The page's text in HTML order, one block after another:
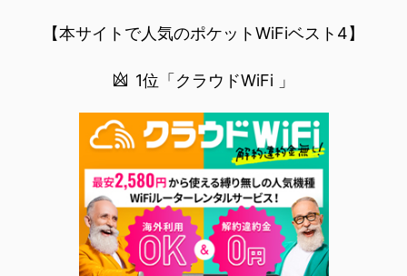
【本サイトで人気のポケットWiFiベスト4】
1位「クラウドWiFi 」